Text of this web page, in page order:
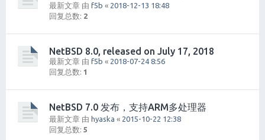
最新文章 由 f5b « 2018-12-13 18:48
回复总数: 2
NetBSD 8.0, released on July 17, 2018
最新文章 由 f5b « 2018-07-24 8:56
回复总数: 1
NetBSD 7.0 发布，支持ARM多处理器
最新文章 由 hyaska « 2015-10-22 12:38
回复总数: 5